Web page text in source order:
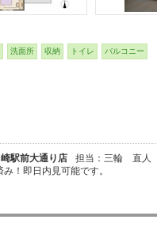
洗面所 収納 トイレ バルコニー
駅前大通り店
担当：三輪 直人
！即日内見可能です。